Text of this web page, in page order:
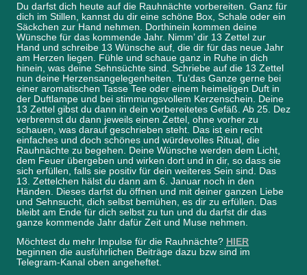
Du darfst dich heute auf die Rauhnächte vorbereiten. Ganz für
dich im Stillen, kannst du dir eine schöne Box, Schale oder ein
Säckchen zur Hand nehmen. Dorthinein kommen deine
Wünsche für das kommende Jahr. Nimm’ dir 13 Zettel zur
Hand und schreibe 13 Wünsche auf, die dir für das neue Jahr
am Herzen liegen. Fühle und schaue ganz in Ruhe in dich
hinein, was deine Sehnsüchte sind. Schriebe auf die 13 Zettel
nun deine Herzensangelegenheiten. Tu’das Ganze gerne bei
einer aromatischen Tasse Tee oder einem heimeligen Duft in
der Duftlampe und bei stimmungsvollem Kerzenschein. Deine
13 Zettel gibst du dann in dein vorbereitetes Gefäß. Ab 25. Dez
verbrennst du dann jeweils einen Zettel, ohne vorher zu
schauen, was darauf geschrieben steht. Das ist ein recht
einfaches und doch schönes und würdevolles Ritual, die
Rauhnächte zu begehen. Deine Wünsche werden dem Licht,
dem Feuer übergeben und wirken dort und in dir, so dass sie
sich erfüllen, falls sie positiv für dein weiteres Sein sind. Das
13. Zettelchen hälst du dann am 6. Januar noch in den
Händen. Dieses darfst du öffnen und mit deiner ganzen Liebe
und Sehnsucht, dich selbst bemühen, es dir zu erfüllen. Das
bleibt am Ende für dich selbst zu tun und du darfst dir das
ganze kommende Jahr dafür Zeit und Muse nehmen.
Möchtest du mehr Impulse für die Rauhnächte? HIER
beginnen die ausführlichen Beiträge dazu bzw sind im
Telegram-Kanal oben angeheftet.